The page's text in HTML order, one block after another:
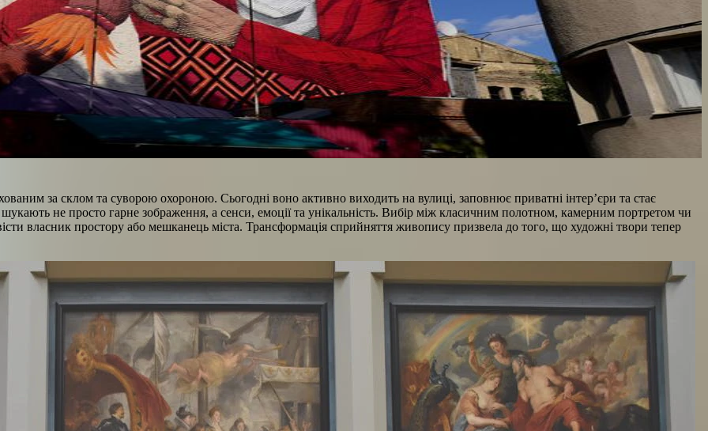
за склом та суворою охороною. Сьогодні воно активно виходить на вулиці, заповнює приватні інтер’єри та стає
не просто гарне зображення, а сенси, емоції та унікальність. Вибір між класичним полотном, камерним портретом чи
власник простору або мешканець міста. Трансформація сприйняття живопису призвела до того, що художні твори тепер